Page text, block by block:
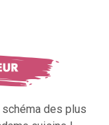
des plus